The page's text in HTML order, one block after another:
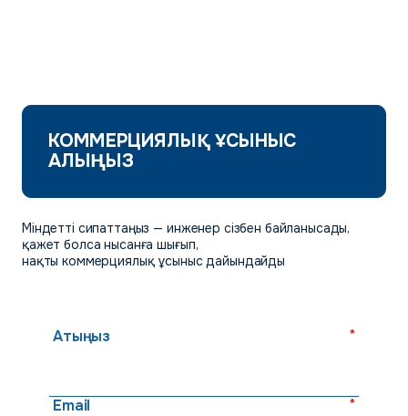
КОММЕРЦИЯЛЫҚ ҰСЫНЫС
АЛЫҢЫЗ
Міндетті сипаттаңыз — инженер сізбен байланысады,
қажет болса нысанға шығып,
нақты коммерциялық ұсыныс дайындайды
Атыңыз *
Email *